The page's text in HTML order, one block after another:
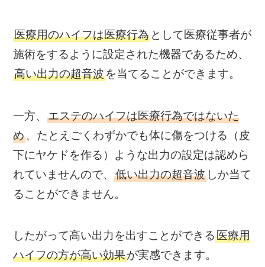
医療用のハイフは医療行為 として医療従事者が
施術をするように設定された機器であるため、
高い出力の超音波を当てることができます。
一方、エステのハイフは医療行為ではないた
め、たとえごくわずかでも体に傷をつける（皮
下にヤケドを作る）ような出力の設定は認めら
れていませんので、低い出力の超音波 しか当て
ることができません。
したがって高い出力を出すことができる医療用
ハイフの方が高い効果が実感できます。